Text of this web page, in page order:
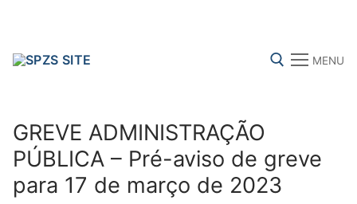
MENU
FENPROF CGTP-IN FRENTE COMUM
GREVE ADMINISTRAÇÃO
PÚBLICA – Pré-aviso de greve
para 17 de março de 2023